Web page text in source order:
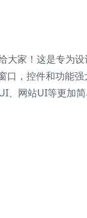
家！这是专为
，控件和功能
网站UI等更加简